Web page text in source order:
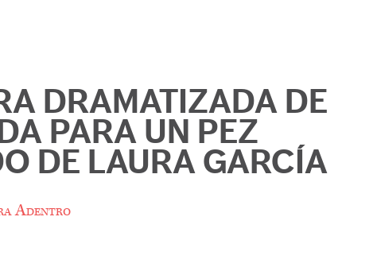
DRAMATIZADA DE
PARA UN PEZ
DE LAURA GARCÍA
Adentro